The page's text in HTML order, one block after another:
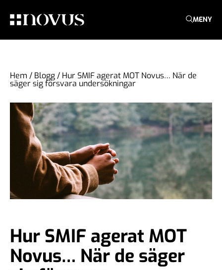
MENY
Hem / Blogg/ Hur SMIF agerat MOT Novus… När de
säger sig försvara undersökningar
Hur SMIF agerat MOT
Novus… När de säger